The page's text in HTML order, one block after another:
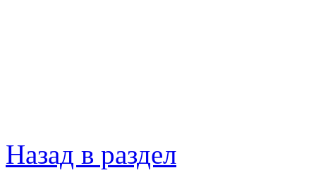
Назад в раздел